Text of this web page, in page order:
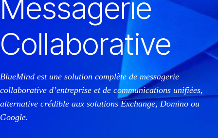
Messagerie
Collaborative
BlueMind est une solution complète de messagerie
collaborative d’entreprise et de communications unifiées,
alternative crédible aux solutions Exchange, Domino ou
Google.